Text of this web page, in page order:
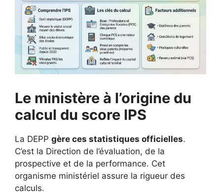
Le ministère à l’origine du
calcul du score IPS
La DEPP gère ces statistiques officielles.
C’est la Direction de l’évaluation, de la
prospective et de la performance. Cet
organisme ministériel assure la rigueur des
calculs.